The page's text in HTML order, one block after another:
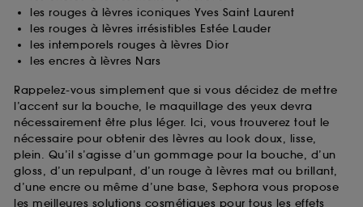
les rouges à lèvres iconiques Yves Saint Laurent
les rouges à lèvres irrésistibles Estée Lauder
les intemporels rouges à lèvres Dior
les encres à lèvres Nars
Rappelez-vous simplement que si vous décidez de mettre
l’accent sur la bouche, le maquillage des yeux devra
nécessairement être plus léger. Ici, vous trouverez tout le
nécessaire pour obtenir des lèvres au look doux, lisse,
plein. Qu’il s’agisse d’un gommage pour la bouche, d’un
gloss, d’un repulpant, d’un rouge à lèvres mat ou brillant,
d’une encre ou même d’une base, Sephora vous propose
les meilleures solutions cosmétiques pour tous les effets